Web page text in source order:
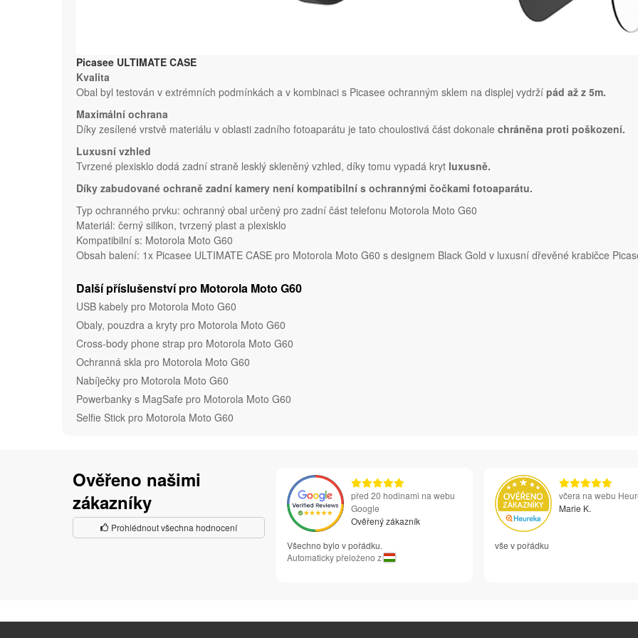
Picasee ULTIMATE CASE
Kvalita
Obal byl testován v extrémních podmínkách a v kombinaci s Picasee ochranným sklem na displej vydrží pád až z 5m.
Maximální ochrana
Díky zesílené vrstvě materiálu v oblasti zadního fotoaparátu je tato choulostivá část dokonale chráněna proti poškození.
Luxusní vzhled
Tvrzené plexisklo dodá zadní straně lesklý skleněný vzhled, díky tomu vypadá kryt luxusně.
Díky zabudované ochraně zadní kamery není kompatibilní s ochrannými čočkami fotoaparátu.
Typ ochranného prvku: ochranný obal určený pro zadní část telefonu Motorola Moto G60
Materiál: černý silikon, tvrzený plast a plexisklo
Kompatibilní s: Motorola Moto G60
Obsah balení: 1x Picasee ULTIMATE CASE pro Motorola Moto G60 s designem Black Gold v luxusní dřevěné krabičce
Další příslušenství pro Motorola Moto G60
USB kabely pro Motorola Moto G60
Obaly, pouzdra a kryty pro Motorola Moto G60
Cross-body phone strap pro Motorola Moto G60
Ochranná skla pro Motorola Moto G60
Nabíječky pro Motorola Moto G60
Powerbanky s MagSafe pro Motorola Moto G60
Selfie Stick pro Motorola Moto G60
Ověřeno našimi
zákazníky
Prohlédnout všechna hodnocení
před 20 hodinami na webu
Google
Ověřený zákazník
Všechno bylo v pořádku.
Automaticky přeloženo z
včera na webu
Marie K.
vše v pořádku